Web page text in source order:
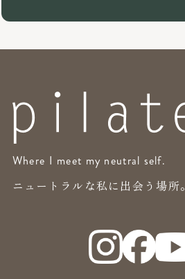
Where I meet my neutral self.
ニュートラルな私に出会う場所。